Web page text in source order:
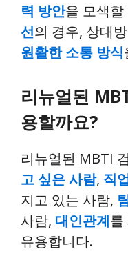
력 방안을 모색할
선의 경우, 상대
원활한 소통 방식
리뉴얼된
용할까요?
리뉴얼된 MBTI
고 싶은 사람, 직
지고 있는 사람,
사람, 대인관계를
유용합니다.